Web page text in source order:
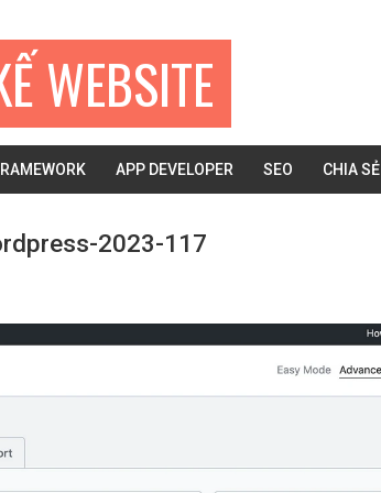
WEBSITE
APP DEVELOPER SEO CHIA SẺ
2023-117